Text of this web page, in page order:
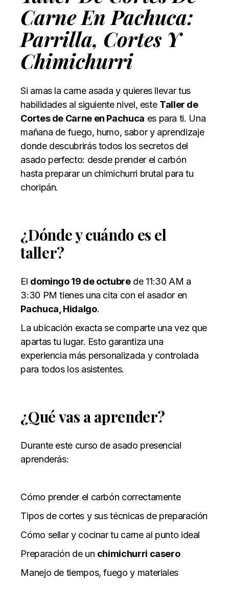
Carne En Pachuca:
Parrilla, Cortes Y
Chimichurri
Si amas la carne asada y quieres llevar tus
habilidades al siguiente nivel, este Taller de
Cortes de Carne en Pachuca es para ti. Una
mañana de fuego, humo, sabor y aprendizaje
donde descubrirás todos los secretos del
asado perfecto: desde prender el carbón
hasta preparar un chimichurri brutal para tu
choripán.
¿Dónde y cuándo es el
taller?
El domingo 19 de octubrede 11:30 AM a
3:30 PM tienes una cita con el asador en
Pachuca, Hidalgo.
La ubicación exacta se comparte una vez que
apartas tu lugar. Esto garantiza una
experiencia más personalizada y controlada
para todos los asistentes.
¿Qué vas a aprender?
Durante este curso de asado presencial
aprenderás:
Cómo prender el carbón correctamente
Tipos de cortes y sus técnicas de preparación
Cómo sellar y cocinar tu carne al punto ideal
Preparación de un chimichurri casero
Manejo de tiempos, fuego y materiales